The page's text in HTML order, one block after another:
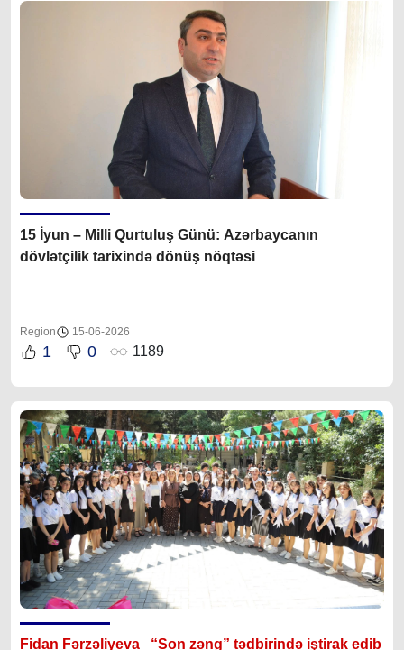
15 İyun – Milli Qurtuluş Günü: Azərbaycanın
dövlətçilik tarixində dönüş nöqtəsi
Region 15-06-2026
1 0 1189
Fidan Fərzəliyeva “Son zəng” tədbirində iştirak edib